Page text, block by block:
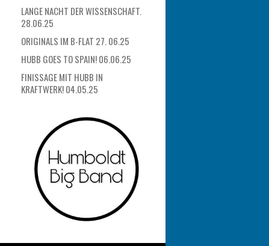
LANGE NACHT DER WISSENSCHAFT.
28.06.25
ORIGINALS IM B-FLAT 27. 06.25
HUBB GOES TO SPAIN! 06.06.25
FINISSAGE MIT HUBB IN
KRAFTWERK! 04.05.25